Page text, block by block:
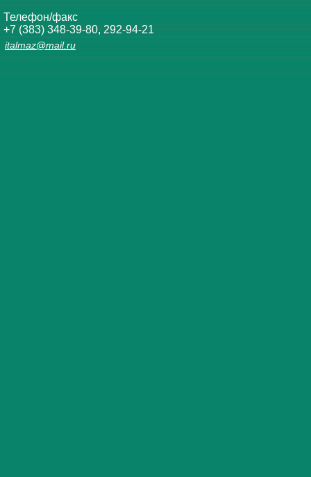
Телефон/факс
+7 (383) 348-39-80, 292-94-21
italmaz@mail.ru